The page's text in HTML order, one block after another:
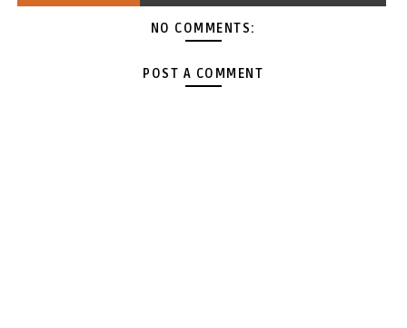
NO COMMENTS:
POST A COMMENT